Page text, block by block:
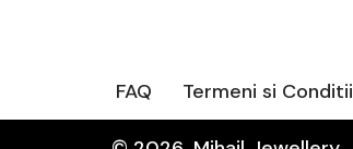
FAQ Termeni si Conditii